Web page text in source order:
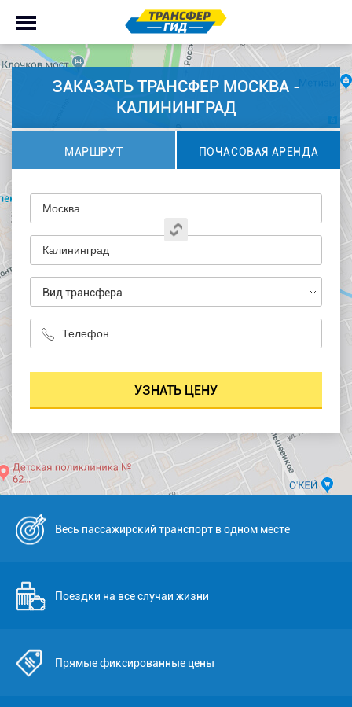
ЗАКАЗАТЬ ТРАНСФЕР МОСКВА -
КАЛИНИНГРАД
МАРШРУТ ПОЧАСОВАЯ АРЕНДА
Вид трансфера
Весь пассажирский транспорт в одном месте
Поездки на все случаи жизни
Прямые фиксированные цены